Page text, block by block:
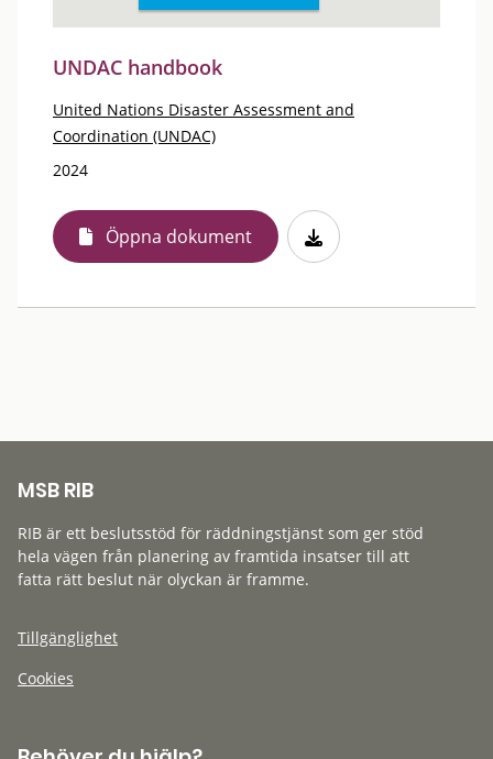
UNDAC handbook
United Nations Disaster Assessment and
Coordination (UNDAC)
2024
Öppna dokument
MSB RIB
RIB är ett beslutsstöd för räddningstjänst som ger stöd
hela vägen från planering av framtida insatser till att
fatta rätt beslut när olyckan är framme.
Tillgänglighet
Cookies